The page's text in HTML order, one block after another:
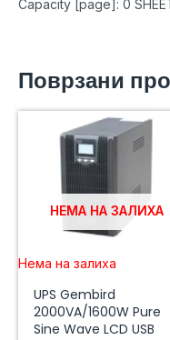
Capacity [page]: 0
Поврзани
НЕМА НА ЗАЛИХА
Нема на залиха
UPS Gembird
2000VA/1600W Pure
Sine Wave LCD USB